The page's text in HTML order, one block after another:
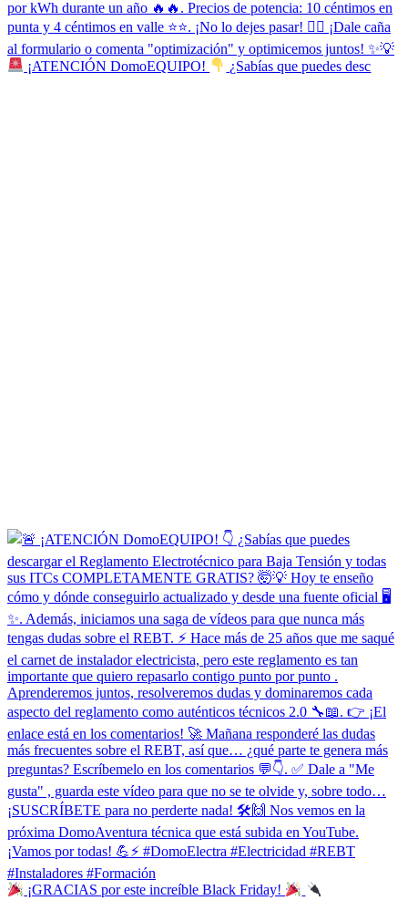
¡ATENCIÓN DomoEQUIPO! ¿Sabías que puedes desc
¡GRACIAS por este increíble Black Friday!